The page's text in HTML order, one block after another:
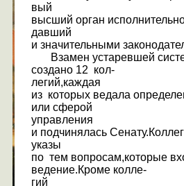
вый
высший орган
давший
и значительными
Взамен устаревшей
создано 12 кол-
легий,каждая
из которых ведала
или сферой
управления
и подчинялась
указы
по тем вопросам,которые
ведение.Кроме колле-
гий